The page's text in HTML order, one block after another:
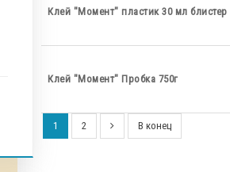
Клей "Момент" пластик 30 мл блистер
Клей "Момент" Пробка 750г
1 2 В конец